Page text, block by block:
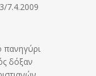
7.4.2009
δόξαν